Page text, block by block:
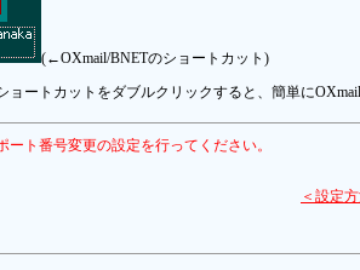
(←OXmail/BNETのショートカット)
ョートカットをダブルクリックすると、簡単に
ト番号変更の設定を行ってください。
＜設定